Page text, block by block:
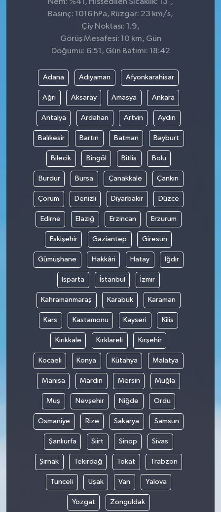
Basınç: 1016 hPa, Rüzgar: 23 km/s,
Çiy Noktası: 1.9,
Görüş Mesafesi: 10 km, Gün
Doğumu: 6:51, Gün Batımı: 18:42
Adana Adıyaman Afyonkarahisar
Ağrı Aksaray Amasya Ankara
Antalya Ardahan Artvin Aydın
Balıkesir Bartın Batman Bayburt
Bilecik Bingöl Bitlis Bolu
Burdur Bursa Çanakkale Çankırı
Çorum Denizli Diyarbakır Düzce
Edirne Elazığ Erzincan Erzurum
Eskişehir Gaziantep Giresun
Gümüşhane Hakkâri Hatay Iğdır
Isparta İstanbul İzmir
Kahramanmaraş Karabük Karaman
Kars Kastamonu Kayseri Kilis
Kırıkkale Kırklareli Kırşehir
Kocaeli Konya Kütahya Malatya
Manisa Mardin Mersin Muğla
Muş Nevşehir Niğde Ordu
Osmaniye Rize Sakarya Samsun
Şanlıurfa Siirt Sinop Sivas
Şırnak Tekirdağ Tokat Trabzon
Tunceli Uşak Van Yalova
Yozgat Zonguldak
Sağlık
Son Dakika
Spor
Teknoloji